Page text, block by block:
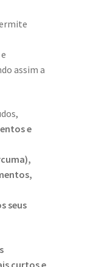
assim a
e
seus